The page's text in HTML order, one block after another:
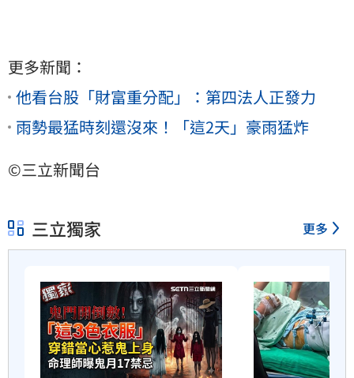
更多新聞：
他看台股「財富重分配」：第四法人正發力
雨勢最猛時刻還沒來！「這2天」豪雨猛炸
©三立新聞台
三立獨家 更多